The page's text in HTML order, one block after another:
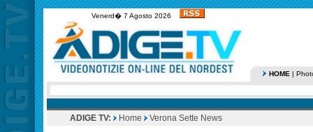
Venerd� 7 Agosto 2026
HOME |
ADIGE TV: Home Verona Sette News